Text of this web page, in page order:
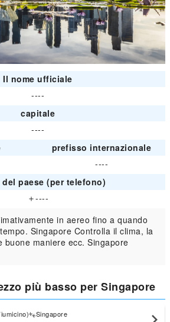
Il nome ufficiale
----
capitale
----
prefisso internazionale
----
del paese (per telefono)
＋----
in aereo fino a quando
Singapore Controlla il clima, la
buone maniere ecc. Singapore
più basso per Singapore
Singapore